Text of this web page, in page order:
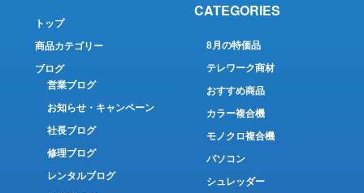
トップ
商品カテゴリー
ブログ
営業ブログ
お知らせ・キャンペーン
社長ブログ
修理ブログ
レンタルブログ
CATEGORIES
8月の特価品
テレワーク商材
おすすめ商品
カラー複合機
モノクロ複合機
パソコン
シュレッダー